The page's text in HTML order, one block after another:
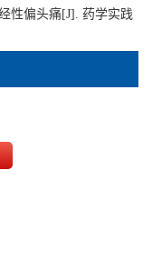
性偏头痛[J]. 药学实践